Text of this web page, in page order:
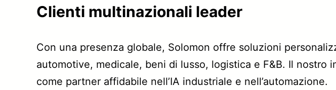
Clienti multinazionali leader
Con una presenza globale, Solomon offre soluzioni
automotive, medicale, beni di lusso, logistica e F&B. Il
come partner affidabile nell’IA industriale e nell’automazione.